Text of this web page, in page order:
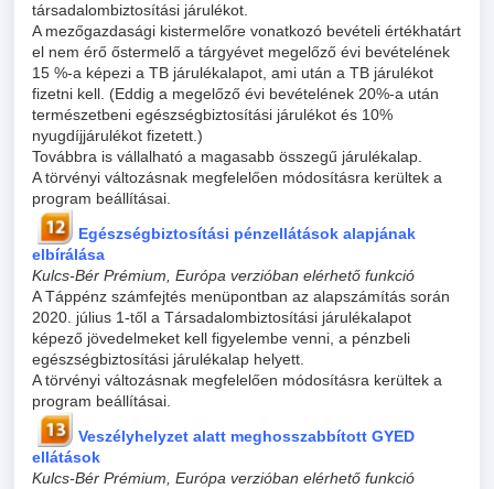
társadalombiztosítási járulékot.
A mezőgazdasági kistermelőre vonatkozó bevételi értékhatárt
el nem érő őstermelő a tárgyévet megelőző évi bevételének
15 %-a képezi a TB járulékalapot, ami után a TB járulékot
fizetni kell. (Eddig a megelőző évi bevételének 20%-a után
természetbeni egészségbiztosítási járulékot és 10%
nyugdíjjárulékot fizetett.)
Továbbra is vállalható a magasabb összegű járulékalap.
A törvényi változásnak megfelelően módosításra kerültek a
program beállításai.
Egészségbiztosítási pénzellátások alapjának
elbírálása
Kulcs-Bér Prémium, Európa verzióban elérhető funkció
A Táppénz számfejtés menüpontban az alapszámítás során
2020. július 1-től a Társadalombiztosítási járulékalapot
képező jövedelmeket kell figyelembe venni, a pénzbeli
egészségbiztosítási járulékalap helyett.
A törvényi változásnak megfelelően módosításra kerültek a
program beállításai.
Veszélyhelyzet alatt meghosszabbított GYED
ellátások
Kulcs-Bér Prémium, Európa verzióban elérhető funkció